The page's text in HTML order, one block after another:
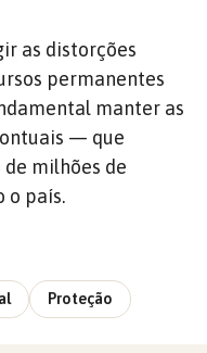
as distorções
permanentes
manter as
— que
milhões de
o país.
Proteção